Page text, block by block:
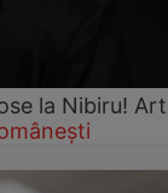
la Nibiru!